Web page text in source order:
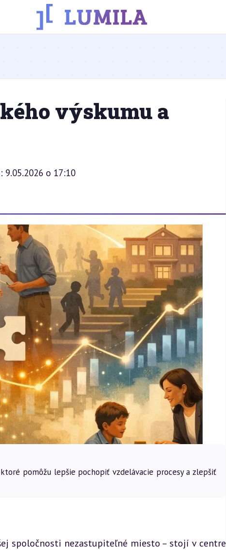
výskumu a
o 17:10
pomôžu lepšie pochopiť vzdelávacie procesy a zlepšiť
spoločnosti nezastupiteľné miesto – stojí v centre